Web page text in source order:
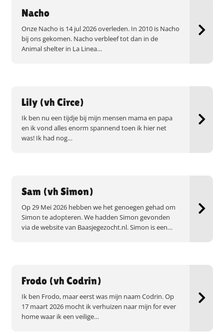
Nacho
Onze Nacho is 14 jul 2026 overleden. In 2010 is Nacho
bij ons gekomen. Nacho verbleef tot dan in de
Animal shelter in La Linea…
Lily (vh Circe)
Ik ben nu een tijdje bij mijn mensen mama en papa
en ik vond alles enorm spannend toen ik hier net
was! Ik had nog…
Sam (vh Simon)
Op 29 Mei 2026 hebben we het genoegen gehad om
Simon te adopteren. We hadden Simon gevonden
via de website van Baasjegezocht.nl. Simon is een…
Frodo (vh Codrin)
Ik ben Frodo, maar eerst was mijn naam Codrin. Op
17 maart 2026 mocht ik verhuizen naar mijn for ever
home waar ik een veilige…